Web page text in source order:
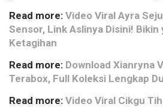
Read more: Video Viral Ayra
Sensor, Link Aslinya Disini! Bikin
Ketagihan
Read more: Download Xianryna
Terabox, Full Koleksi Lengkap
Read more: Video Viral Cikgu